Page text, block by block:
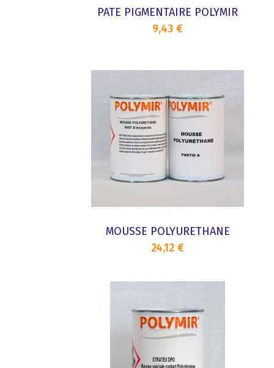
PATE PIGMENTAIRE POLYMIR
9,43 €
MOUSSE POLYURETHANE
24,12 €